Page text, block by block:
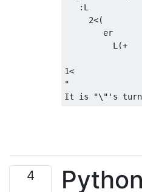
:L
2<(
er
L(+
1<
4